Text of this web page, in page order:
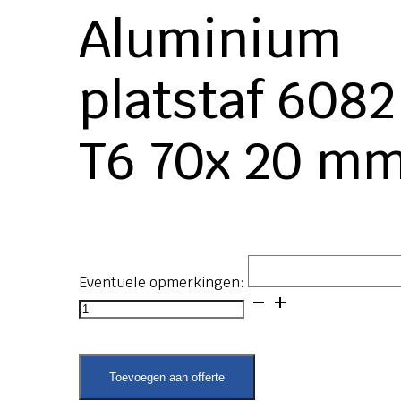
Aluminium
platstaf 6082
T6 70x 20
Eventuele opmerkingen:
Aluminium
platstaf
T6
20
Toevoegen aan offerte